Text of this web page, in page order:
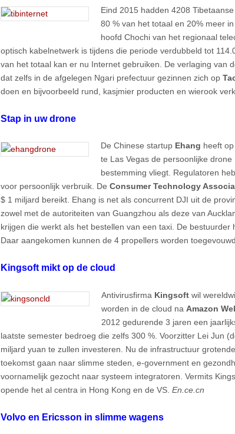
Eind 2015 hadden 4208
80 % van het totaal en 20% meer
hoofd Chochi van het regionaal
optisch kabelnetwerk is tijdens die periode verdubbeld tot
van het totaal kan er nu Internet gebruiken. De verlaging van
dat zelfs in de afgelegen Ngari prefectuur gezinnen zich op
doen en bijvoorbeeld rund, kasjmier producten en wierook
Stap in uw drone
De Chinese startup Ehang heeft
te Las Vegas de persoonlijke
bestemming vliegt. Regulatoren
voor persoonlijk verbruik. De Consumer Technology
$ 1 miljard bereikt. Ehang is net als concurrent DJI uit de
zowel met de autoriteiten van Guangzhou als deze van
krijgen die werkt als het bestellen van een taxi. De bestuurder
Daar aangekomen kunnen de 4 propellers worden
Kingsoft mikt op de cloud
Antivirusfirma Kingsoft wil
worden in de cloud na Amazon
2012 gedurende 3 jaren een
laatste semester bedroeg die zelfs 300 %. Voorzitter Lei Jun
miljard yuan te zullen investeren. Nu de infrastructuur
toekomst gaan naar slimme steden, e-government en
voornamelijk gezocht naar systeem integratoren. Vermits
opende het al centra in Hong Kong en de VS. En.ce.cn
Volvo en Ericsson in slimme wagens